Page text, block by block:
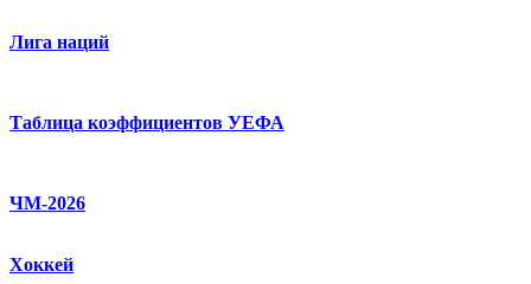
Лига наций
Таблица коэффициентов УЕФА
ЧМ-2026
Хоккей